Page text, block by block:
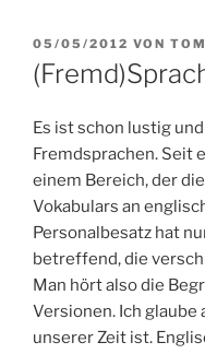
VERÖFFENTLICHT
AM
05/05/2012 VON
Es ist schon lustig
Fremdsprachen. Seit
einem Bereich, der
Vokabulars an
Personalbesatz hat
betreffend, die
Man hört also die
Versionen. Ich glaube
unserer Zeit ist.